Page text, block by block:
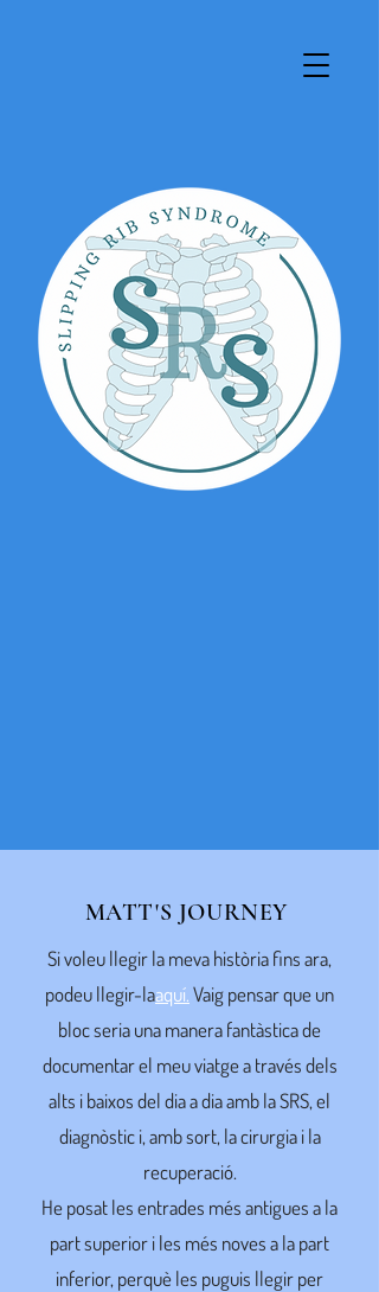
MATT'S JOURNEY
Si voleu llegir la meva història fins ara,
podeu llegir-laaquí.Vaig pensar que un
bloc seria una manera fantàstica de
documentar el meu viatge a través dels
alts i baixos del dia a dia amb la SRS, el
diagnòstic i, amb sort, la cirurgia i la
recuperació.
He posat les entrades més antigues a la
part superior i les més noves a la part
inferior, perquè les puguis llegir per